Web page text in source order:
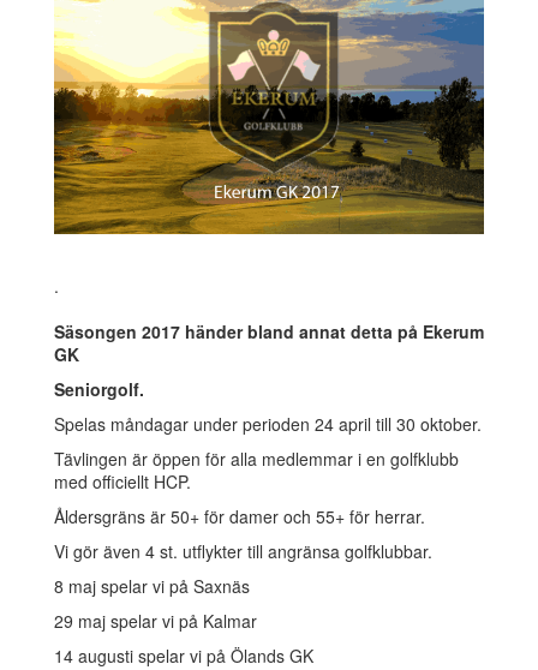
.
Säsongen 2017 händer bland annat detta på Ekerum
GK
Seniorgolf.
Spelas måndagar under perioden 24 april till 30 oktober.
Tävlingen är öppen för alla medlemmar i en golfklubb
med officiellt HCP.
Åldersgräns är 50+ för damer och 55+ för herrar.
Vi gör även 4 st. utflykter till angränsa golfklubbar.
8 maj spelar vi på Saxnäs
29 maj spelar vi på Kalmar
14 augusti spelar vi på Ölands GK